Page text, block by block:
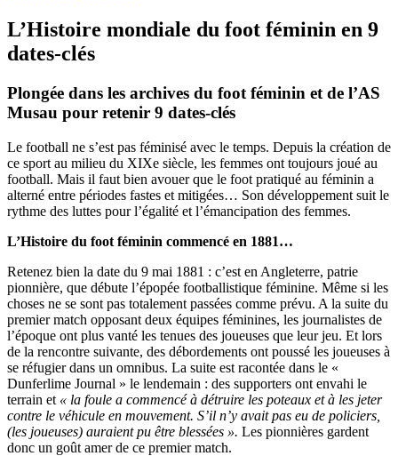
L’Histoire mondiale du foot féminin en 9
dates-clés
Plongée dans les archives du foot féminin et de l’AS
Musau pour retenir 9 dates-clés
Le football ne s’est pas féminisé avec le temps. Depuis la création de
ce sport au milieu du XIXe siècle, les femmes ont toujours joué au
football. Mais il faut bien avouer que le foot pratiqué au féminin a
alterné entre périodes fastes et mitigées… Son développement suit le
rythme des luttes pour l’égalité et l’émancipation des femmes.
L’Histoire du foot féminin commencé en 1881…
Retenez bien la date du 9 mai 1881 : c’est en Angleterre, patrie
pionnière, que débute l’épopée footballistique féminine. Même si les
choses ne se sont pas totalement passées comme prévu. A la suite du
premier match opposant deux équipes féminines, les journalistes de
l’époque ont plus vanté les tenues des joueuses que leur jeu. Et lors
de la rencontre suivante, des débordements ont poussé les joueuses à
se réfugier dans un omnibus. La suite est racontée dans le «
Dunferlime Journal » le lendemain : des supporters ont envahi le
terrain et « la foule a commencé à détruire les poteaux et à les jeter
contre le véhicule en mouvement. S’il n’y avait pas eu de policiers,
(les joueuses) auraient pu être blessées ». Les pionnières gardent
donc un goût amer de ce premier match.